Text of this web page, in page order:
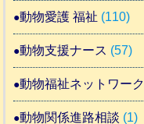
動物愛護 福祉 (110)
動物支援ナース (57)
動物福祉ネットワーク
動物関係進路相談 (1)